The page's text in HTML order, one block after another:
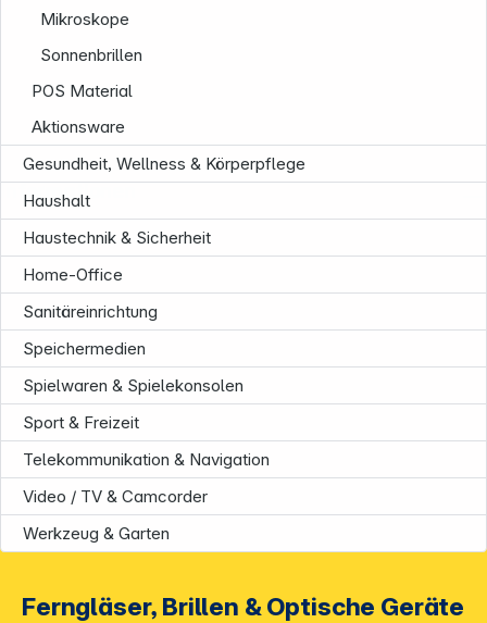
Mikroskope
Sonnenbrillen
POS Material
Aktionsware
Gesundheit, Wellness & Körperpflege
Haushalt
Haustechnik & Sicherheit
Home-Office
Sanitäreinrichtung
Speichermedien
Spielwaren & Spielekonsolen
Sport & Freizeit
Telekommunikation & Navigation
Video / TV & Camcorder
Werkzeug & Garten
Ferngläser, Brillen & Optische Geräte
Informationen